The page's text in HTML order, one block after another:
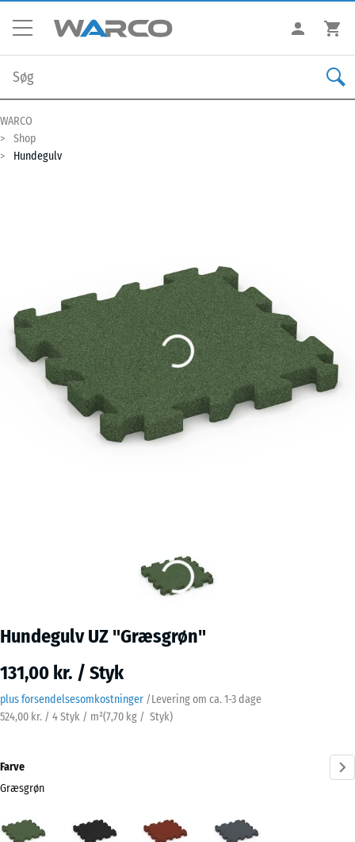
WARCO
Shop
Hundegulv
Hundegulv UZ "Græsgrøn"
131,00 kr. / Styk
plus forsendelsesomkostninger /Levering om ca. 1-3 dage
524,00 kr. / 4 Styk / m²(7,70 kg / Styk)
Farve
Græsgrøn
(active)
Murstenrød